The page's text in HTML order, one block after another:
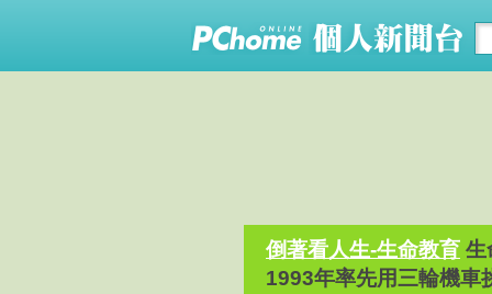
倒著看人生-生命教育 生
1993年率先用三輪機車